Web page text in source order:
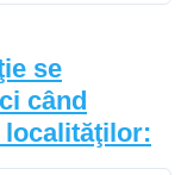
se
când
localităţilor: